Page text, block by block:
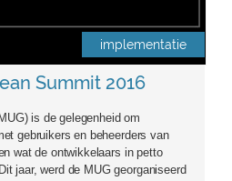
implementatie
Summit 2016
is de gelegenheid om
gebruikers en beheerders van
wat de ontwikkelaars in petto
jaar, werd de MUG georganiseerd